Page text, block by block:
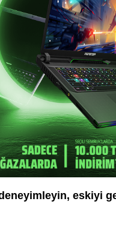
eskiyi